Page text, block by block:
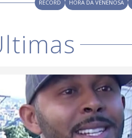
RECORD HORA DA VENENOSA